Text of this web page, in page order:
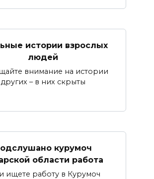
истории взрослых
людей
внимание на истории
других – в них скрыты
курумоч
области работа
ищете работу в Курумоч